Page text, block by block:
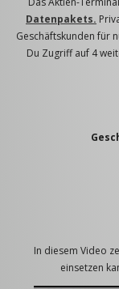
Datenpakets.
Geschäftskunden für
Du Zugriff auf 4
In diesem Video
einsetzen